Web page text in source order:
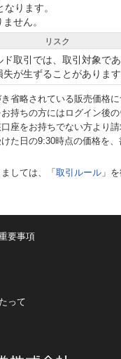
ります。
せん。
リスク
ド取引では、取引対象で
が生ずることがあります
省略されている販売価格
持ちの方にはログイン後
座をお持ちでない方より
た日の9:30時点の価格を
しては、「 取引ルール」を
要事項
って